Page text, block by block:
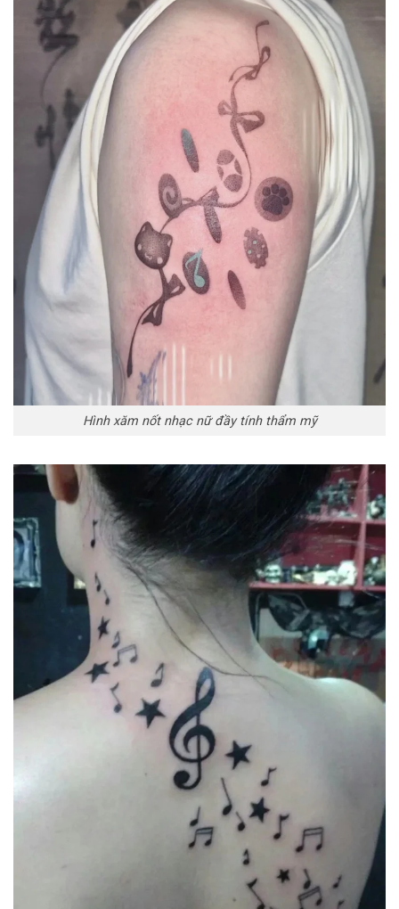
Hình xăm nốt nhạc nữ đầy tính thẩm mỹ